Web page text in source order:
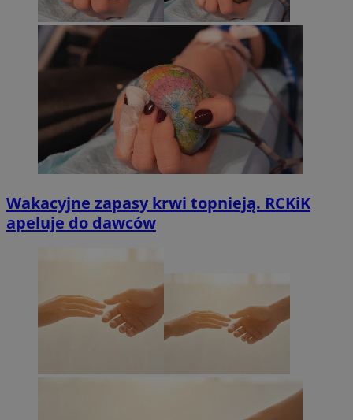
Wakacyjne zapasy krwi topnieją. RCKiK
apeluje do dawców